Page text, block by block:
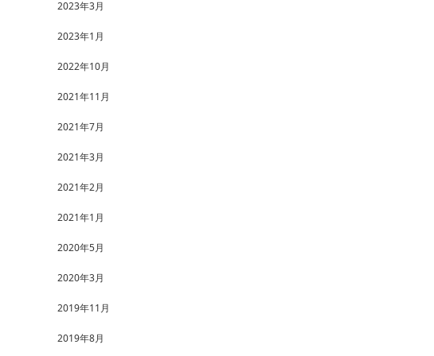
2023年3月
2023年1月
2022年10月
2021年11月
2021年7月
2021年3月
2021年2月
2021年1月
2020年5月
2020年3月
2019年11月
2019年8月